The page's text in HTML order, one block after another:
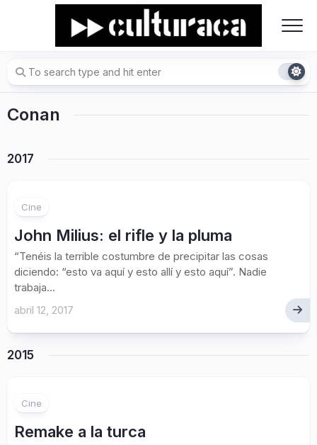
Conan
2017
Cine
John Milius: el rifle y la pluma
“Tenéis la terrible costumbre de precipitar las cosas
diciendo: “esto va aquí y esto allí y esto aquí”. Nadie
trabaja...
abril 12, 2017
2015
Cine
Remake a la turca